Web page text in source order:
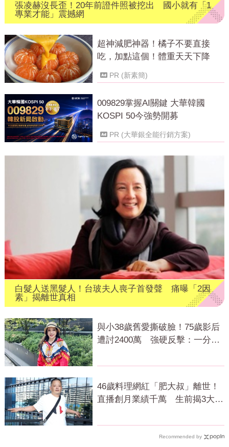
張凌赫沒長歪！20年前證件照被挖出 國小就有「1
專業才能」震撼網
超神減肥神器！橘子不要直接
吃，加點這個！體重天天下降
PR (新素簡)
009829掌握AI關鍵 大華韓國
KOSPI 50今強勢開募
PR (大華銀全能行銷方案)
白髮人送黑髮人！台玻夫人喪子首發聲 痛曝「2因
素」揭離世真相
與小38歲舊愛撕破臉！75歲影后
遭討2400萬 強硬反擊：一分都
46歲料理網紅「肥大叔」離世！
直播創月業績千萬 生前揭3大成
Recommended by